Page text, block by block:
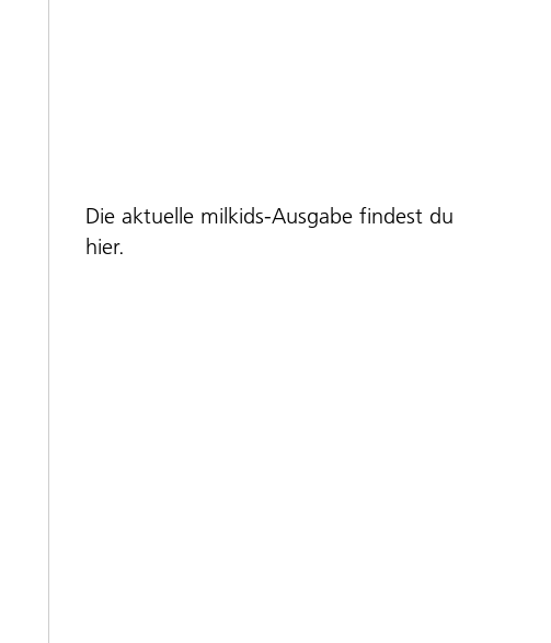
Die aktuelle milkids-Ausgabe findest du
hier.